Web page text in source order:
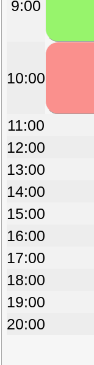
9:00
10:00
11:00
12:00
13:00
14:00
15:00
16:00
17:00
18:00
19:00
20:00